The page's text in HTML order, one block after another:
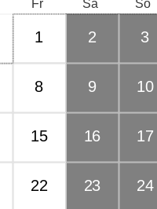
Fr Sa So
1 2 3
8 9 10
15 16 17
22 23 24